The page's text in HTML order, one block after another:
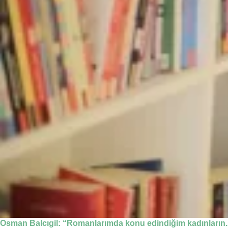
Osman Balcıgil: “Romanlarımda konu edindiğim